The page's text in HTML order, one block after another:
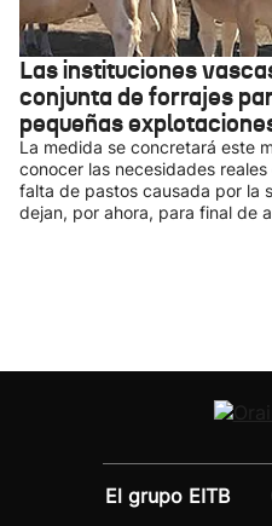
Las instituciones
conjunta de forrajes
pequeñas
La medida se concretará este
conocer las necesidades
falta de pastos causada por la
dejan, por ahora, para final de
El grupo EITB